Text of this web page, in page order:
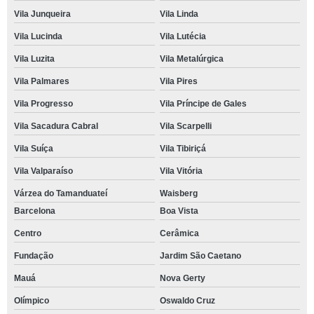
Vila Junqueira Vila Linda
Vila Lucinda Vila Lutécia
Vila Luzita Vila Metalúrgica
Vila Palmares Vila Pires
Vila Progresso Vila Príncipe de Gales
Vila Sacadura Cabral Vila Scarpelli
Vila Suíça Vila Tibiriçá
Vila Valparaíso Vila Vitória
Várzea do Tamanduateí
Waisberg
Barcelona
Boa Vista
Centro Cerâmica
Fundação Jardim São Caetano
Mauá Nova Gerty
Olímpico Oswaldo Cruz